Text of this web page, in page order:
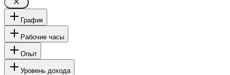
График
Рабочие часы
Опыт
Уровень дохода